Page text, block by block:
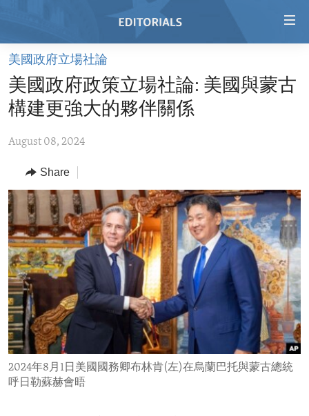
Skip
main
content
to
Navigation
Skip
to
Search
HOME
VIDEO
REGIONS
AFRICA
AMERICAS
ASIA
EUROPE
MIDDLE EAST
TOPICS
HUMAN RIGHTS
SECURITY AND DEFENSE
AID AND DEVELOPMENT
DEMOCRACY AND GOVERNANCE
ECONOMY AND TRADE
ENVIRONMENT AND HEALTH
IDEALS AND INSTITUTIONS
ARCHIVE
ABOUT US
FOLLOW US
美國政府立場社論
美國政府政策立場社論: 美國與蒙古
構建更強大的夥伴關係
August 08, 2024
Share
2024年8月1日美國國務卿布林肯(左)在烏蘭巴托與蒙古總統
呼日勒蘇赫會晤